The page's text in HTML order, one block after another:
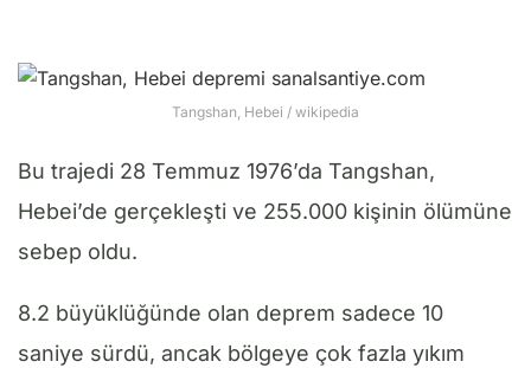
Tangshan, Hebei / wikipedia
Bu trajedi 28 Temmuz 1976’da Tangshan,
Hebei’de gerçekleşti ve 255.000 kişinin ölümüne
sebep oldu.
8.2 büyüklüğünde olan deprem sadece 10
saniye sürdü, ancak bölgeye çok fazla yıkım